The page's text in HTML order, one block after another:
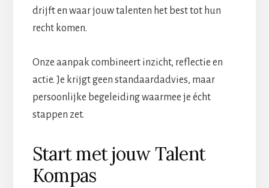
drijft en waar jouw talenten het best tot hun
recht komen.
Onze aanpak combineert inzicht, reflectie en
actie. Je krijgt geen standaardadvies, maar
persoonlijke begeleiding waarmee je écht
stappen zet.
Start met jouw Talent
Kompas